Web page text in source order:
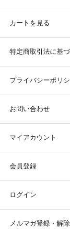
カートを見る
特定商取引法に基
プライバシーポリ
お問い合わせ
マイアカウント
会員登録
ログイン
メルマガ登録・解除